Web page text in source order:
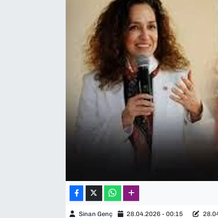
Sinan Genç 28.04.2026 - 00:15
YEREL YÖNETİMLER